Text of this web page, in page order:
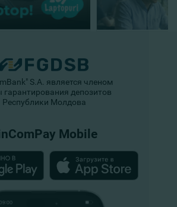
S.A. является членом
гарантирования депозитов
Республики Молдова
Mobile